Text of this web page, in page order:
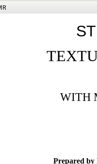
WITH
Prepared by